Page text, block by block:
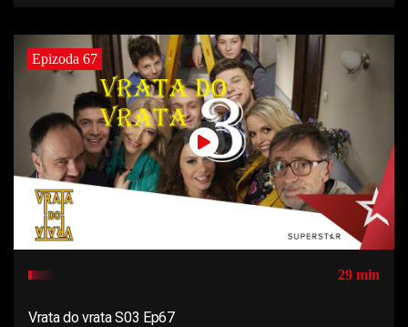
Epizoda 67
29 min
Vrata do vrata S03 Ep67